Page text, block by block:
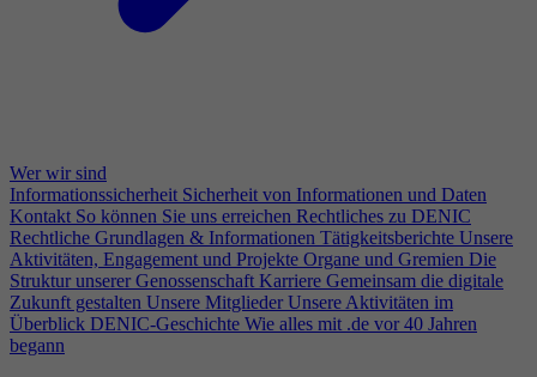
Wer wir sind
Informationssicherheit Sicherheit von Informationen und Daten
Kontakt So können Sie uns erreichen Rechtliches zu DENIC
Rechtliche Grundlagen & Informationen Tätigkeitsberichte Unsere
Aktivitäten, Engagement und Projekte Organe und Gremien Die
Struktur unserer Genossenschaft Karriere Gemeinsam die digitale
Zukunft gestalten Unsere Mitglieder Unsere Aktivitäten im
Überblick DENIC-Geschichte Wie alles mit .de vor 40 Jahren
begann